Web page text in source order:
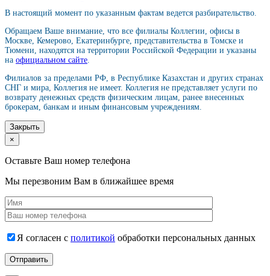
В настоящий момент по указанным фактам ведется разбирательство.
Обращаем Ваше внимание, что все филиалы Коллегии, офисы в
Москве, Кемерово, Екатеринбурге, представительства в Томске и
Тюмени, находятся на территории Российской Федерации и указаны
на официальном сайте
Филиалов за пределами РФ, в Республике Казахстан и других странах
СНГ и мира, Коллегия не имеет. Коллегия не представляет услуги по
возврату денежных средств физическим лицам, ранее внесенных
брокерам, банкам и иным финансовым учреждениям.
Закрыть
×
Оставьте Ваш номер телефона
Мы перезвоним Вам в ближайшее время
Я согласен с политикой обработки персональных данных